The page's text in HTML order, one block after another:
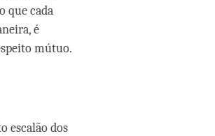
que cada
é
mútuo.
escalão dos